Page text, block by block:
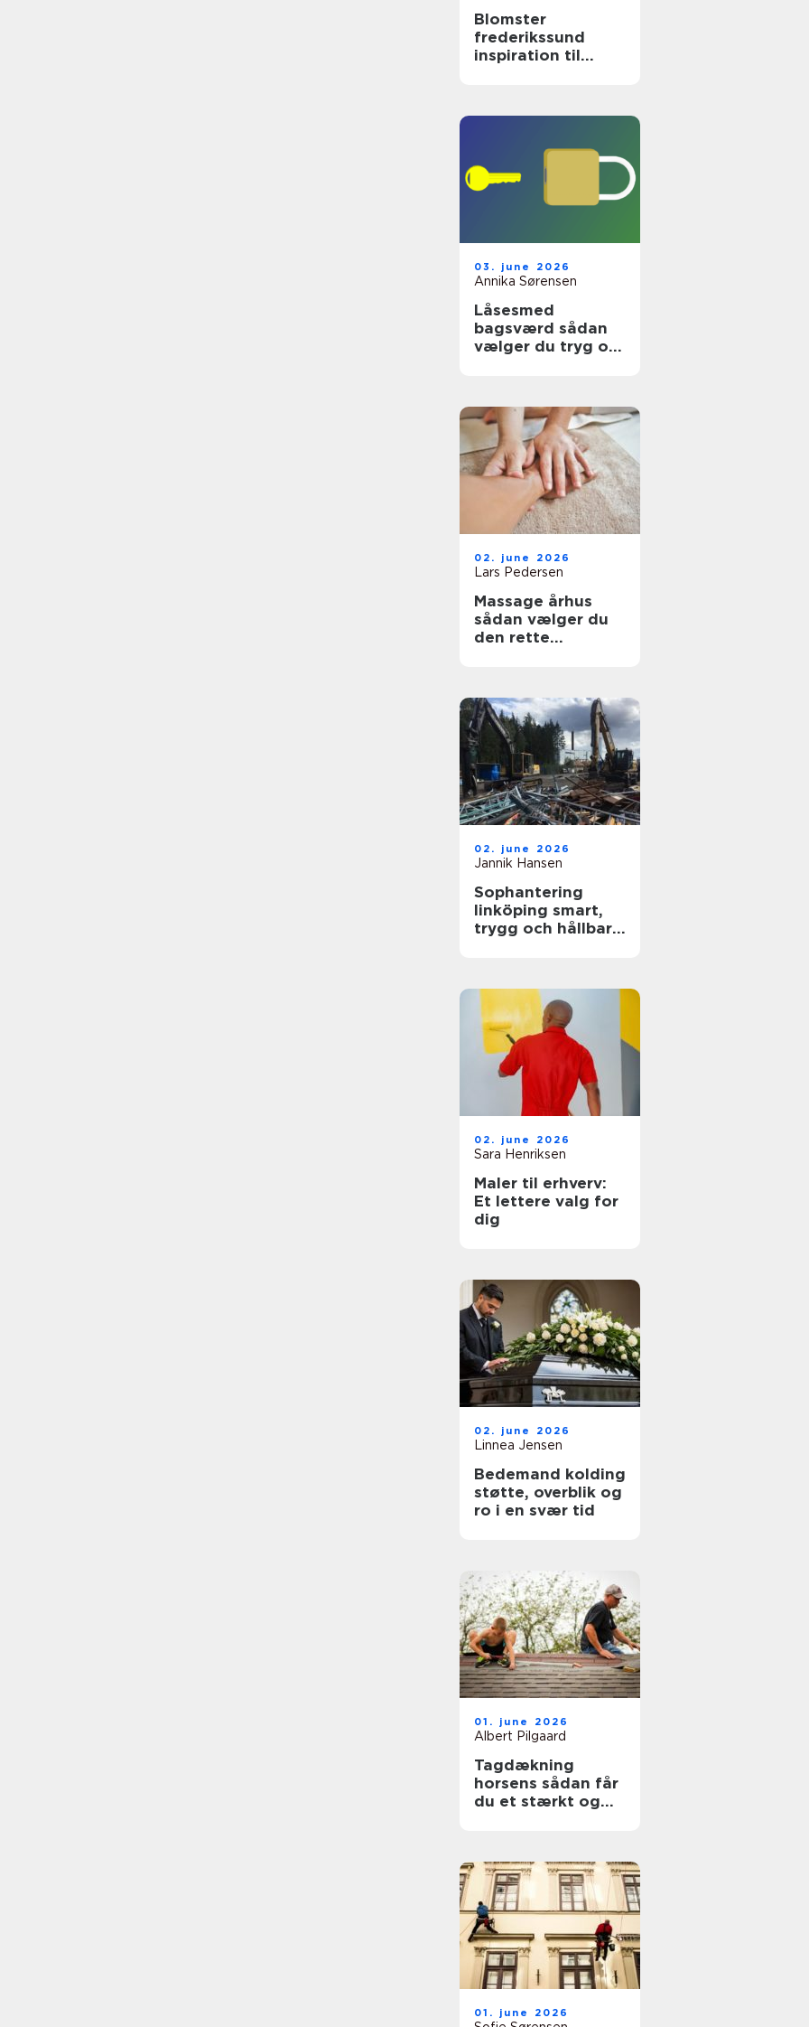
Blomster
frederikssund
inspiration til
03. june 2026
Annika Sørensen
Låsesmed
bagsværd sådan
vælger du tryg og
02. june 2026
Lars Pedersen
Massage århus
sådan vælger du
den rette
02. june 2026
Jannik Hansen
Sophantering
linköping smart,
trygg och hållbar
02. june 2026
Sara Henriksen
Maler til erhverv:
Et lettere valg for
dig
02. june 2026
Linnea Jensen
Bedemand kolding
støtte, overblik og
ro i en svær tid
01. june 2026
Albert Pilgaard
Tagdækning
horsens sådan får
du et stærkt og
01. june 2026